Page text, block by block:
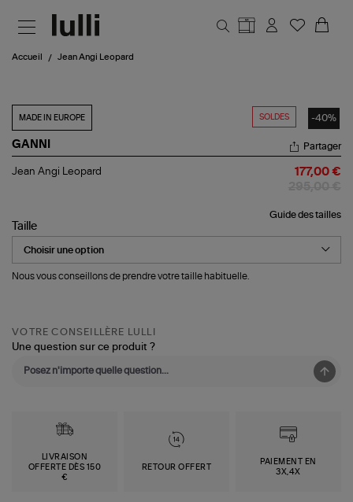
Accueil Jean Angi Leopard
SOLDES -40%
MADE IN EUROPE
GANNI
Jean
Partager
Jean Angi Leopard 177,00 €
Guide des tailles
Taille
Nous vous conseillons de prendre votre taille habituelle.
VOTRE CONSEILLÈRE LULLI
Une question sur ce produit ?
LIVRAISON
OFFERTE DÈS 150
€
RETOUR OFFERT
PAIEMENT EN
3X,4X